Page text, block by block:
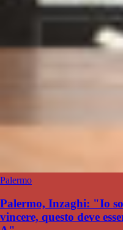
Palermo
Palermo, Inzaghi: "Io
vincere, questo deve